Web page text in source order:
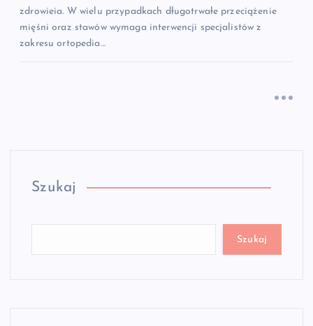
zdrowieia. W wielu przypadkach długotrwałe przeciążenie
mięśni oraz stawów wymaga interwencji specjalistów z
zakresu ortopedia…
Szukaj
Szukaj